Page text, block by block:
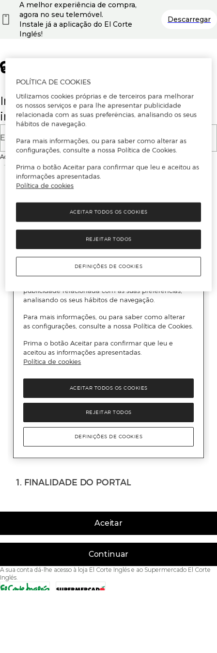
Insira o seu email para se registar ou
iniciar sessão.
E-mail
Ao continuar, aceitas as
Aceitar
Continuar
A sua conta dá-lhe acesso à loja El Corte Inglés e ao Supermercado El Corte
Inglés.
A melhor experiência de compra,
agora no seu telemóvel.
Instale já a aplicação do El Corte
Inglés!
Descarregar
POLÍTICA DE COOKIES
Utilizamos cookies próprias e de terceiros para melhorar
os nossos serviços e para lhe apresentar publicidade
relacionada com as suas preferências, analisando os seus
hábitos de navegação.
Para mais informações, ou para saber como alterar as
configurações, consulte a nossa Política de Cookies.
Prima o botão Aceitar para confirmar que leu e aceitou as
informações apresentadas.
Política de cookies
REJEITAR TODOS
ACEITAR TODOS OS COOKIES
DEFINIÇÕES DE COOKIES